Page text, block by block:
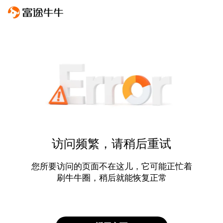
访问频繁，请稍后重试
您所要访问的页面不在这儿，它可能正忙着
刷牛牛圈，稍后就能恢复正常